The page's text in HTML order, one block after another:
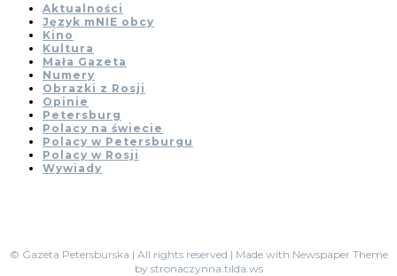
Aktualności
Język mNIE obcy
Kino
Kultura
Mała Gazeta
Numery
Obrazki z Rosji
Opinie
Petersburg
Polacy na świecie
Polacy w Petersburgu
Polacy w Rosji
Wywiady
© Gazeta Petersburska | All rights reserved | Made with Newspaper Theme
by stronaczynna.tilda.ws